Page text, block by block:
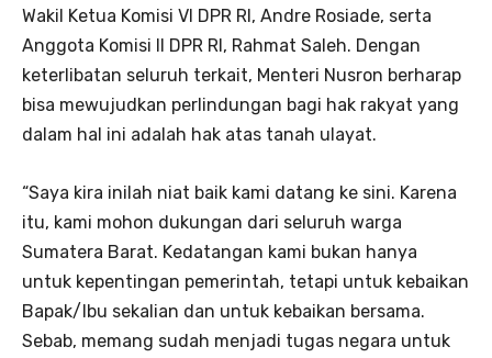
Wakil Ketua Komisi VI DPR RI, Andre Rosiade, serta
Anggota Komisi II DPR RI, Rahmat Saleh. Dengan
keterlibatan seluruh terkait, Menteri Nusron berharap
bisa mewujudkan perlindungan bagi hak rakyat yang
dalam hal ini adalah hak atas tanah ulayat.
“Saya kira inilah niat baik kami datang ke sini. Karena
itu, kami mohon dukungan dari seluruh warga
Sumatera Barat. Kedatangan kami bukan hanya
untuk kepentingan pemerintah, tetapi untuk kebaikan
Bapak/Ibu sekalian dan untuk kebaikan bersama.
Sebab, memang sudah menjadi tugas negara untuk